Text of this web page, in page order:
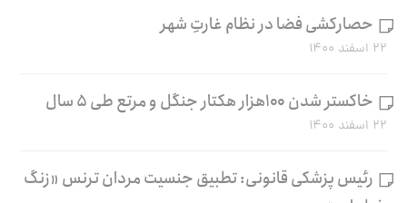
حصارکشی فضا در نظام غارتِ شهر
۲۲ اسفند ۱۴۰۰
خاکستر شدن ۱۰۰هزار هکتار جنگل و مرتع طی ۵ سال
۲۲ اسفند ۱۴۰۰
رئیس پزشکی قانونی: تطبیق جنسیت مردان ترنس «زنگ